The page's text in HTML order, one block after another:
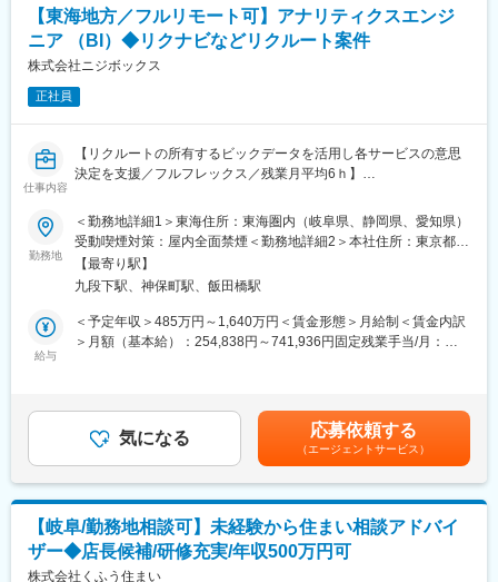
【東海地方／フルリモート可】アナリティクスエンジ
ニア （BI）◆リクナビなどリクルート案件
株式会社ニジボックス
正社員
仕事内容
【リクルートの所有するビックデータを活用し各サービスの意思
決定を支援／フルフレックス／残業月平均6ｈ】
『ホットペッパーグルメ』、『SUUMO』、『Airビジネスツール
ズ』といったリクルートの各サービスプロダクトにおけるAdobe
Analyticsを活用したデータ取得の要件定義、設計、開発、検証業
務を通じてユーザー行動データの取得と活用を支える役割を担っ
ていただきます。
◎Adobe Analyticsを用いた計測要件の定義
・各サービスのKPIやUX改善目標に基づいたトラッキング設計
◎タグマネジメントツールの実装・管理
・JavaScriptによるカスタムイベントの実装
◎実装後の検証・デバッグ
・BigQueryやBIツール（Tableauなど）との連携設計
・データサイエンティストとの協業による分析基盤の整備
◎データガバナンス・運用効率化の推進
勤務地
＜勤務地詳細1＞東海住所：東海圏内（岐阜県、静岡県、愛知県）
受動喫煙対策：屋内全面禁煙＜勤務地詳細2＞本社住所：東京都千
代田区九段北1丁目14-6 九段坂上KSビル 南棟4階勤務地最寄駅：
東京メトロ東西線半蔵門線／九段下駅受動喫煙対策：屋内全面禁
【最寄り駅】
九段下駅、神保町駅、飯田橋駅
給与
＜予定年収＞485万円～1,640万円＜賃金形態＞月給制＜賃金内訳
＞月額（基本給）：254,838円～741,936円固定残業手当/月：
給与詳細は、経験、能力、年齢を考慮の上決定します。※固定残業
手当は「グレード手当」として支給します。■査定：年2回■賞
与：年2回（6月と12月）賃金はあくまでも目安の金額であり、選
考を通じて上下する可能性があります。月給(月額)は固定手当を含
めた表記です。
気になる 応募依頼する
（エージェントサービス）
【岐阜/勤務地相談可】未経験から住まい相談アドバイ
ザー◆店長候補/研修充実/年収500万円可
株式会社くふう住まい